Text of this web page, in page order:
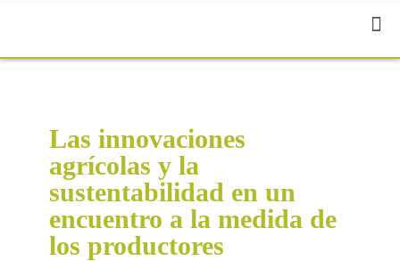
Las innovaciones
agrícolas y la
sustentabilidad en un
encuentro a la medida de
los productores